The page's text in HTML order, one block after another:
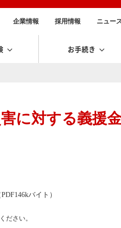
企業情報 採用情報 ニュー
お手続き
に対する義援
バイト）
ださい。